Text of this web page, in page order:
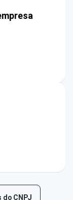
CNPJ